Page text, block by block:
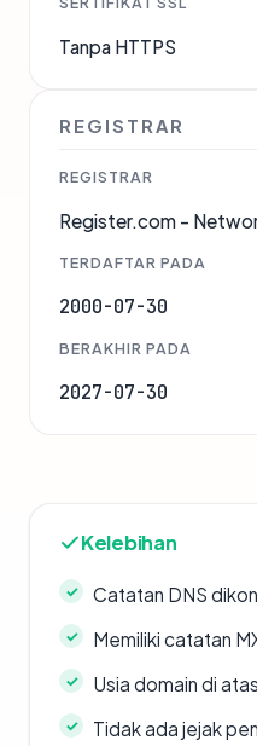
Tanpa HTTPS
REGISTRAR
REGISTRAR
Register.com -
TERDAFTAR PADA
2000-07-30
BERAKHIR PADA
2027-07-30
Kelebihan
Catatan DNS
Memiliki catatan
Usia domain di
Tidak ada jejak